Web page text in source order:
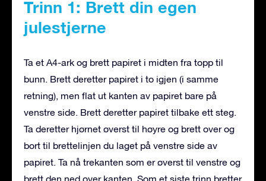
Trinn 1: Brett din egen
julestjerne
Ta et A4-ark og brett papiret i midten fra topp til
bunn. Brett deretter papiret i to igjen (i samme
retning), men flat ut kanten av papiret bare på
venstre side. Brett deretter papiret tilbake ett steg.
Ta deretter hjørnet øverst til høyre og brett over og
bort til brettelinjen du laget på venstre side av
papiret. Ta nå trekanten som er øverst til venstre og
brett den ned over kanten. Som et siste trinn bretter